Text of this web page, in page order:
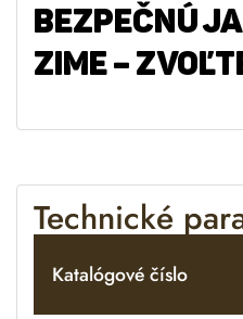
BEZPEČNÚ
ZIME –
Technické
Katalógové číslo